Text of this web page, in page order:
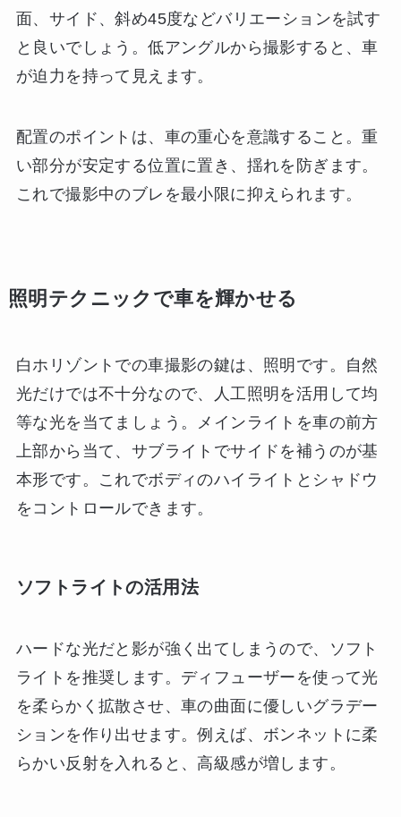
面、サイド、斜め45度などバリエーションを試す
と良いでしょう。低アングルから撮影すると、車
が迫力を持って見えます。
配置のポイントは、車の重心を意識すること。重
い部分が安定する位置に置き、揺れを防ぎます。
これで撮影中のブレを最小限に抑えられます。
照明テクニックで車を輝かせる
白ホリゾントでの車撮影の鍵は、照明です。自然
光だけでは不十分なので、人工照明を活用して均
等な光を当てましょう。メインライトを車の前方
上部から当て、サブライトでサイドを補うのが基
本形です。これでボディのハイライトとシャドウ
をコントロールできます。
ソフトライトの活用法
ハードな光だと影が強く出てしまうので、ソフト
ライトを推奨します。ディフューザーを使って光
を柔らかく拡散させ、車の曲面に優しいグラデー
ションを作り出せます。例えば、ボンネットに柔
らかい反射を入れると、高級感が増します。